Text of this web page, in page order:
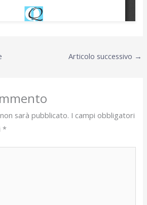
Articolo successivo →
sarà pubblicato. I campi obbligatori
*